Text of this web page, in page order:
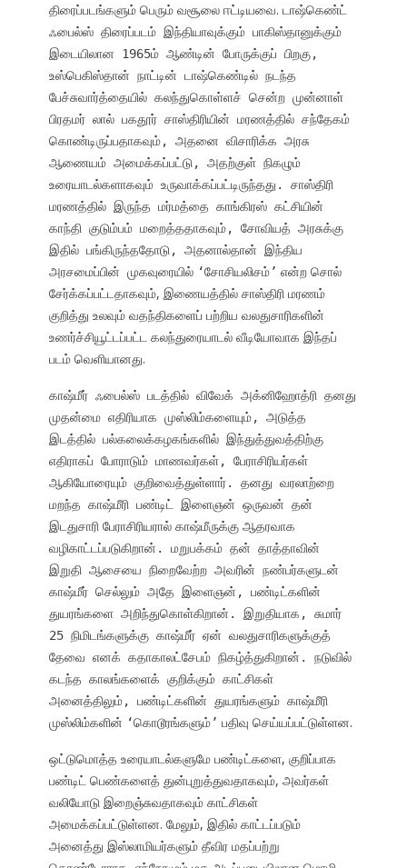
திரைப்படங்களும் பெரும் வசூலை ஈட்டியவை. டாஷ்கெண்ட்
ஃபைல்ஸ் திரைப்படம் இந்தியாவுக்கும் பாகிஸ்தானுக்கும்
இடையிலான 1965ம் ஆண்டின் போருக்குப் பிறகு,
உஸ்பெகிஸ்தான் நாட்டின் டாஷ்கெண்டில் நடந்த
பேச்சுவார்த்தையில் கலந்துகொள்ளச் சென்ற முன்னாள்
பிரதமர் லால் பகதூர் சாஸ்திரியின் மரணத்தில் சந்தேகம்
கொண்டிருப்பதாகவும், அதனை விசாரிக்க அரசு
ஆணையம் அமைக்கப்பட்டு, அதற்குள் நிகழும்
உரையாடல்களாகவும் உருவாக்கப்பட்டிருந்தது. சாஸ்திரி
மரணத்தில் இருந்த மர்மத்தை காங்கிரஸ் கட்சியின்
காந்தி குடும்பம் மறைத்ததாகவும், சோவியத் அரசுக்கு
இதில் பங்கிருந்ததோடு, அதனால்தான் இந்திய
அரசமைப்பின் முகவுரையில் ‘சோசியலிசம்’ என்ற சொல்
சேர்க்கப்பட்டதாகவும், இணையத்தில் சாஸ்திரி மரணம்
குறித்து உலவும் வதந்திகளைப் பற்றிய வலதுசாரிகளின்
உணர்ச்சியூட்டப்பட்ட கலந்துரையாடல் வீடியோவாக இந்தப்
படம் வெளியானது.
காஷ்மீர் ஃபைல்ஸ் படத்தில் விவேக் அக்னிஹோத்ரி தனது
முதன்மை எதிரியாக முஸ்லிம்களையும், அடுத்த
இடத்தில் பல்கலைக்கழகங்களில் இந்துத்துவத்திற்கு
எதிராகப் போராடும் மாணவர்கள், பேராசிரியர்கள்
ஆகியோரையும் குறிவைத்துள்ளார். தனது வரலாற்றை
மறந்த காஷ்மீரி பண்டிட் இளைஞன் ஒருவன் தன்
இடதுசாரி பேராசிரியரால் காஷ்மீருக்கு ஆதரவாக
வழிகாட்டப்படுகிறான். மறுபக்கம் தன் தாத்தாவின்
இறுதி ஆசையை நிறைவேற்ற அவரின் நண்பர்களுடன்
காஷ்மீர் செல்லும் அதே இளைஞன், பண்டிட்களின்
துயரங்களை அறிந்துகொள்கிறான். இறுதியாக, சுமார்
25 நிமிடங்களுக்கு காஷ்மீர் ஏன் வலதுசாரிகளுக்குத்
தேவை எனக் கதாகாலட்சேபம் நிகழ்த்துகிறான். நடுவில்
கடந்த காலங்களைக் குறிக்கும் காட்சிகள்
அனைத்திலும், பண்டிட்களின் துயரங்களும் காஷ்மீரி
முஸ்லிம்களின் ‘கொடூரங்களும்’ பதிவு செய்யப்பட்டுள்ளன.
ஒட்டுமொத்த உரையாடல்களுமே பண்டிட்களை, குறிப்பாக
பண்டிட் பெண்களைத் துன்புறுத்துவதாகவும், அவர்கள்
வலியோடு இறைஞ்சுவதாகவும் காட்சிகள்
அமைக்கப்பட்டுள்ளன. மேலும், இதில் காட்டப்படும்
அனைத்து இஸ்லாமியர்களும் தீவிர மதப்பற்று